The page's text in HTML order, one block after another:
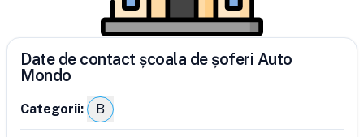
Date de contact școala de șoferi Auto
Mondo
Categorii: B